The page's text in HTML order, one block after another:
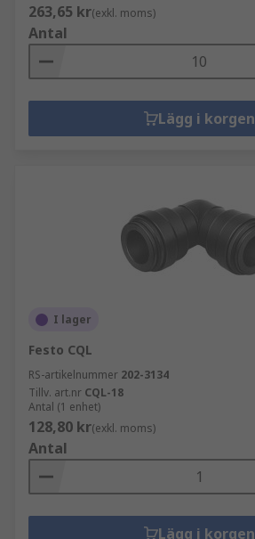
263,65 kr(exkl. moms)
Antal
Lägg i korgen
I lager
Festo CQL
RS-artikelnummer 202-3134
Tillv. art.nr CQL-18
Antal (1 enhet)
128,80 kr(exkl. moms)
Antal
Lägg i korgen